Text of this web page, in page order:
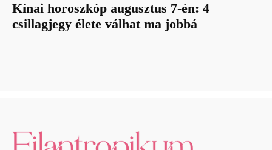
Kínai horoszkóp augusztus 7-én: 4
csillagjegy élete válhat ma jobbá